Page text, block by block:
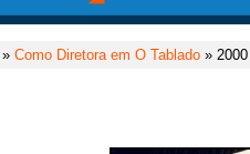
» Como Diretora em O Tablado »